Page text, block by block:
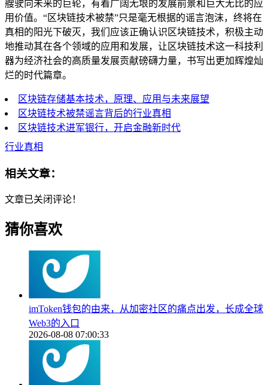
艘驶向未来的巨轮，有着广阔无垠的发展前景和巨大无比的应
用价值。“区块链技术被禁”只是毫无根据的谣言泡沫，终将在
真相的阳光下破灭，我们应该正确认识区块链技术，积极主动
地推动其在各个领域的应用和发展，让区块链技术这一科技利
器为经济社会的高质量发展贡献磅礴力量，书写出更加辉煌灿
烂的时代篇章。
区块链存储基本技术，原理、应用与未来展望
区块链技术被禁谣言背后的行业真相
区块链技术进军银行，开启金融新时代
行业真相
相关文章：
文章已关闭评论！
猜你喜欢
imToken钱包的由来，从加密社区的痛点出发，长成全球
Web3的入口
2026-08-08 07:00:33